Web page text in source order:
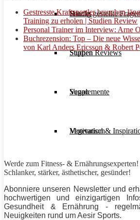
Häufig gestellte
Studien Reviews
Supplemente
Motivation &
Snacks
Suppen
Vegan
Vegetarisch
Gestresste Kraftsportler brauchen
Training zu erholen | Studien Review
Personal Trainer im Interview: Arne
Buchrezension: Top – Die neue
von Karl Anders Ericsson & Robert
Werde zum Fitness- & Ernährungsexperten!
Schlanker, stärker, ästhetischer, gesünder!
Abonniere unseren Newsletter und
hochwertigen und einzigartigen
Gesundheit & Ernährung -
Neuigkeiten rund umAesir Sports.